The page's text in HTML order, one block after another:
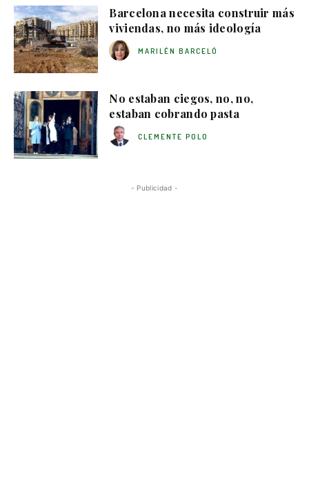
Barcelona necesita construir más
viviendas, no más ideología
MARILÉN BARCELÓ
No estaban ciegos, no, no,
estaban cobrando pasta
CLEMENTE POLO
- Publicidad -